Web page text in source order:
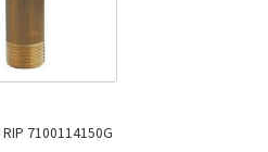
– RIP 7100114150G